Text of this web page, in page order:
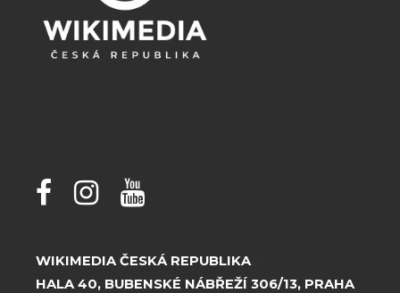
WIKIMEDIA ČESKÁ REPUBLIKA
HALA 40, BUBENSKÉ NÁBŘEŽÍ 306/13, PRAHA